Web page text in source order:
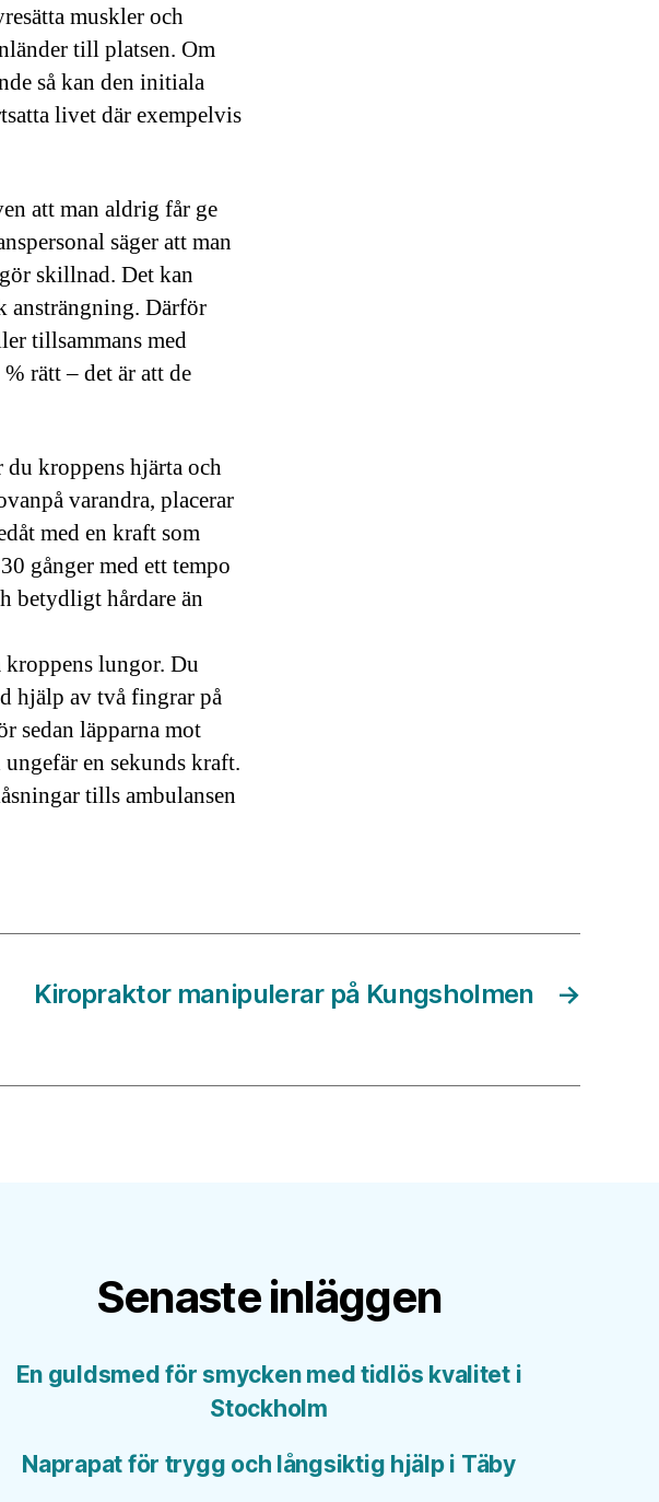
muskler och
till platsen. Om
så kan den initiala
livet där exempelvis
att man aldrig får ge
säger att man
skillnad. Det kan
ansträngning. Därför
tillsammans med
rätt – det är att de
du kroppens hjärta och
varandra, placerar
med en kraft som
gånger med ett tempo
betydligt hårdare än
lungor. Du
hjälp av två fingrar på
sedan läpparna mot
en sekunds kraft.
tills ambulansen
→
Kiropraktor manipulerar på Kungsholmen
Senaste inläggen
En guldsmed för smycken med tidlös kvalitet i
Stockholm
Naprapat för trygg och långsiktig hjälp i Täby